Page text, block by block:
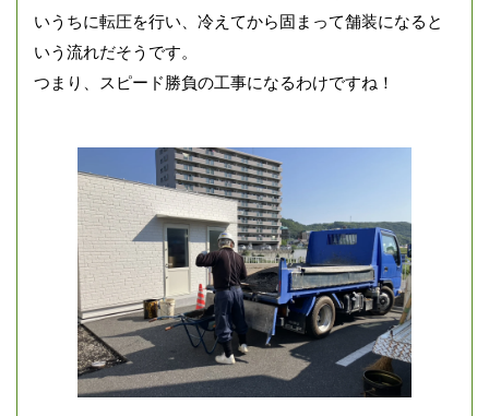
いうちに転圧を行い、冷えてから固まって舗装になると
いう流れだそうです。
つまり、スピード勝負の工事になるわけですね！